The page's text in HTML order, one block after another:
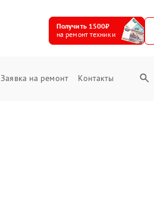
Получить 1500₽
на ремонт техники
Заявка на ремонт Контакты